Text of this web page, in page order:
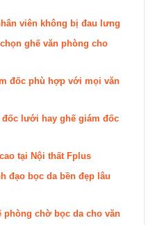
viên không bị đau lưng
ghế văn phòng cho
đốc phù hợp với mọi văn
đốc lưới hay ghế giám đốc
tại Nội thất Fplus
đạo bọc da bền đẹp lâu
phòng chờ bọc da cho văn